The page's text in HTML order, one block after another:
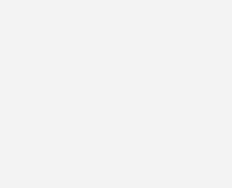
in 2019 aus. Die Branche lobt